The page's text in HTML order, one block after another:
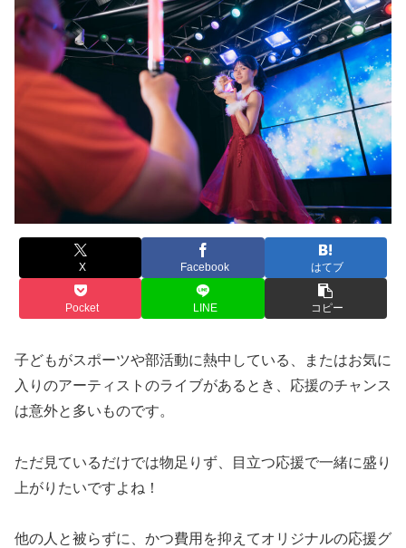
X Facebook はてブ
Pocket LINE コピー
子どもがスポーツや部活動に熱中している、またはお気に
入りのアーティストのライブがあるとき、応援のチャンス
は意外と多いものです。
ただ見ているだけでは物足りず、目立つ応援で一緒に盛り
上がりたいですよね！
他の人と被らずに、かつ費用を抑えてオリジナルの応援グ